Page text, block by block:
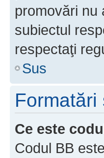
promovări nu
subiectul
respectaţi
Sus
Ce este
Codul BB